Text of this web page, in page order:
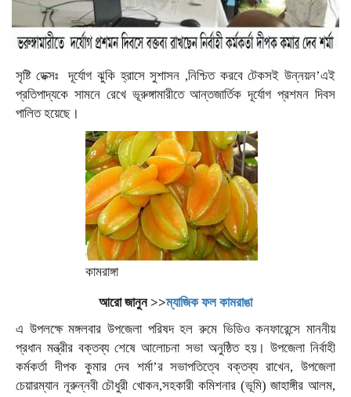
সৃষ্টি ডেক্সঃ দূর্যোগ ঝুকি হ্রাসে সুশাসন ,নিশ্চিত করবে টেকসই উন্নয়ন’এই
প্রতিপাদ্যকে সামনে রেখে ভূরুঙ্গামারীতে আন্তজার্তিক দূর্যোগ প্রশমন দিবস
পালিত হয়েছে।
কামরাঙ্গা
আরো জানুন >>ম্যাজিক ফল কামরাঙা
এ উপলক্ষে মঙ্গলবার উপজেলা পরিষদ হল রুমে ভিডিও কনফারেন্সে মাননীয়
প্রধান মন্ত্রীর বক্তব্য শেষে আলোচনা সভা অনুষ্ঠিত হয়। উপজেলা নির্বাহী
কর্মকর্তা দীপক কুমার দেব শর্মা’র সভাপতিত্বে বক্তব্য রাখেন, উপজেলা
চেয়ারম্যান নূরুন্নবী চৌধুরী খোকন,সহকারী কমিশনার (ভূমি) জাহাঙ্গীর আলম,